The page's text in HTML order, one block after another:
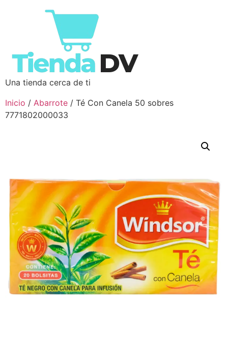
Una tienda cerca de ti
Inicio / Abarrote / Té Con Canela 50 sobres
7771802000033